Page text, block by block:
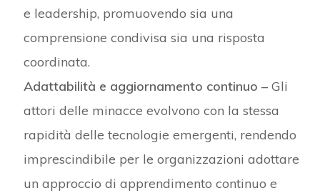
e leadership, promuovendo sia una
comprensione condivisa sia una risposta
coordinata.
Adattabilità e aggiornamento continuo – Gli
attori delle minacce evolvono con la stessa
rapidità delle tecnologie emergenti, rendendo
imprescindibile per le organizzazioni adottare
un approccio di apprendimento continuo e